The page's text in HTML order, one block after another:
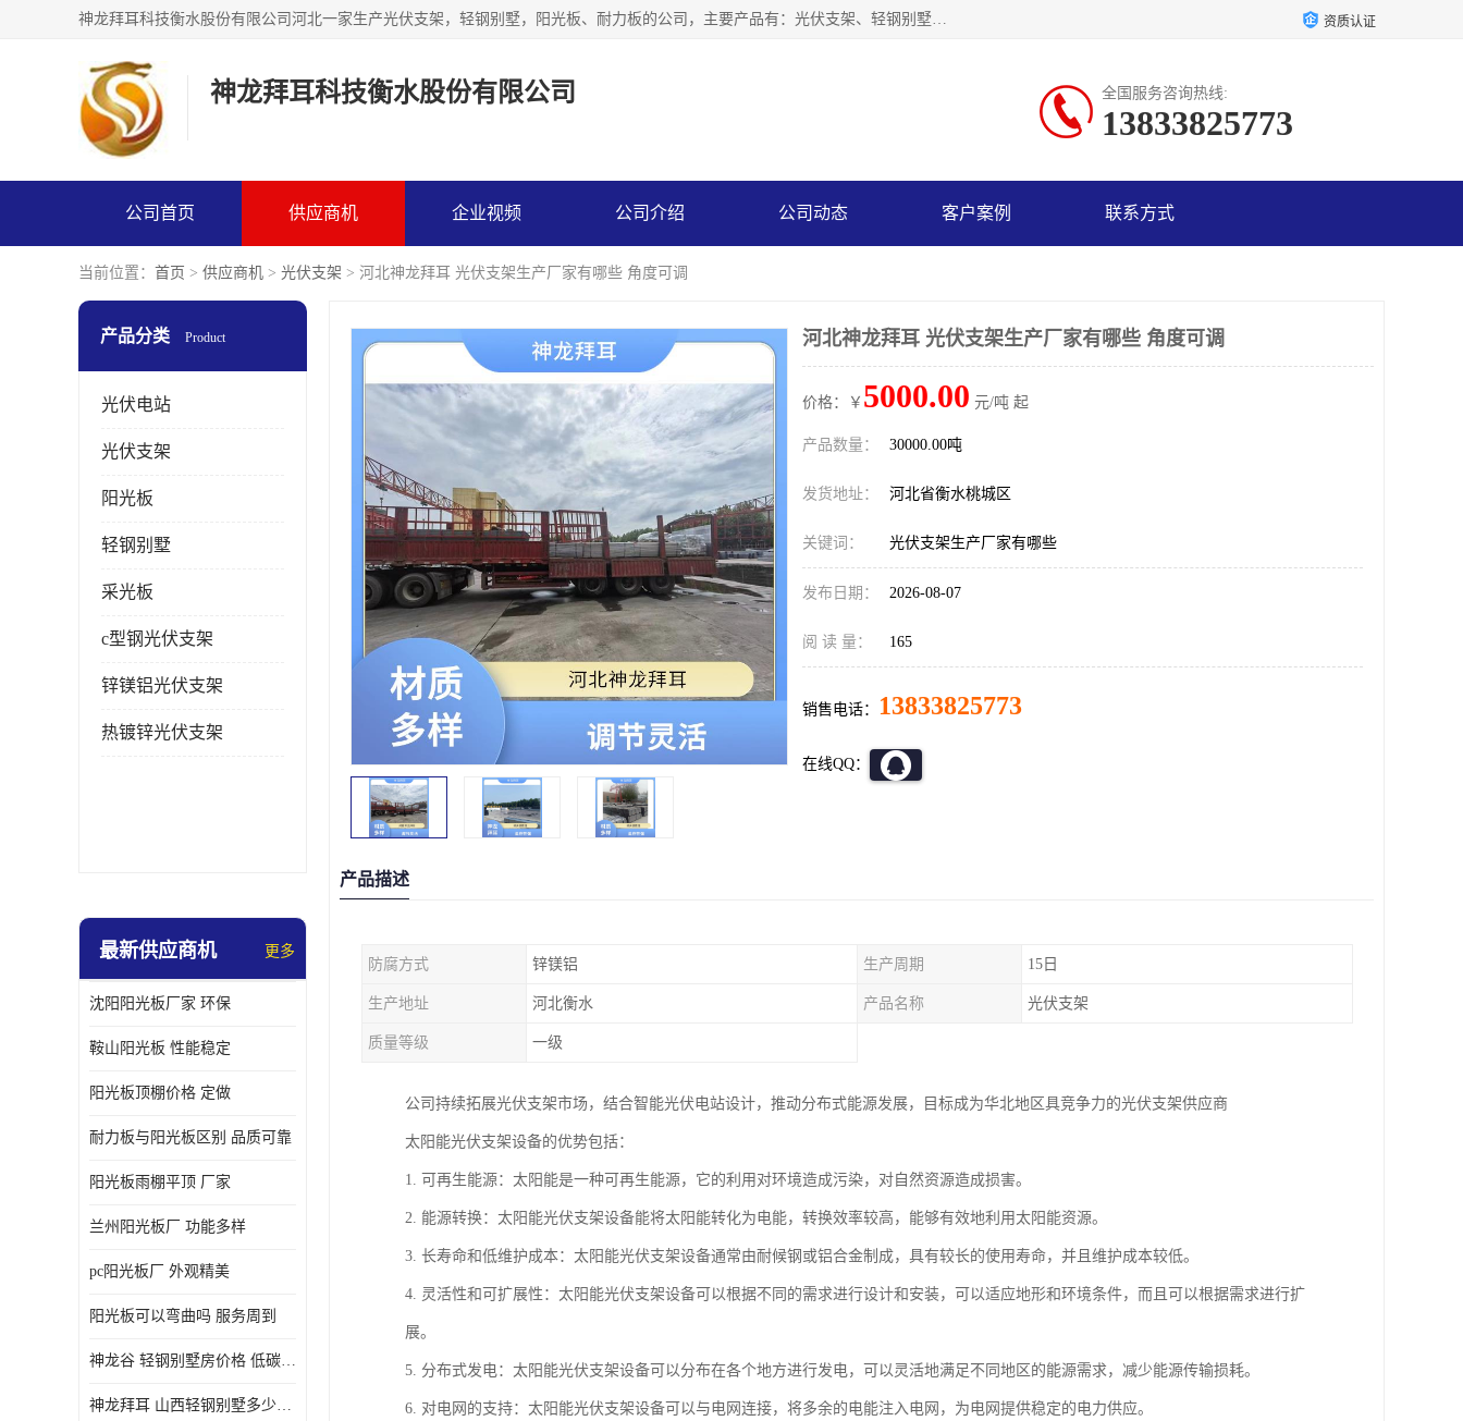
神龙拜耳科技衡水股份有限公司河北一家生产光伏支架，轻钢别墅，阳光板、耐力板的公司，主要产品有：光伏支架、轻钢别墅、阳光板、耐力板、采光板等，公司参与制定了多项标准。 资质认证
神龙拜耳科技衡水股份有限公司 全国服务咨询热线:
13833825773
公司首页 供应商机 企业视频 公司介绍 公司动态 客户案例 联系方式
当前位置： 首页 > 供应商机 > 光伏支架 > 河北神龙拜耳 光伏支架生产厂家有哪些 角度可调
产品分类 Product
光伏电站
光伏支架
阳光板
轻钢别墅
采光板
c型钢光伏支架
锌镁铝光伏支架
热镀锌光伏支架
最新供应商机 更多
沈阳阳光板厂家 环保
鞍山阳光板 性能稳定
阳光板顶棚价格 定做
耐力板与阳光板区别 品质可靠
阳光板雨棚平顶 厂家
兰州阳光板厂 功能多样
pc阳光板厂 外观精美
阳光板可以弯曲吗 服务周到
神龙谷 轻钢别墅房价格 低碳环保
神龙拜耳 山西轻钢别墅多少钱 施工快捷
河北神龙拜耳 光伏支架生产厂家有哪些 角度可调
价格：￥ 5000.00 元/吨 起
产品数量： 30000.00吨
发货地址： 河北省衡水桃城区
关键词： 光伏支架生产厂家有哪些
发布日期： 2026-08-07
阅 读 量： 165
销售电话： 13833825773
在线QQ：
产品描述
防腐方式 锌镁铝 生产周期 15日
生产地址 河北衡水 产品名称 光伏支架
质量等级 一级
公司持续拓展光伏支架市场，结合智能光伏电站设计，推动分布式能源发展，目标成为华北地区具竞争力的光伏支架供应商
太阳能光伏支架设备的优势包括：
1. 可再生能源：太阳能是一种可再生能源，它的利用对环境造成污染，对自然资源造成损害。
2. 能源转换：太阳能光伏支架设备能将太阳能转化为电能，转换效率较高，能够有效地利用太阳能资源。
3. 长寿命和低维护成本：太阳能光伏支架设备通常由耐候钢或铝合金制成，具有较长的使用寿命，并且维护成本较低。
4. 灵活性和可扩展性：太阳能光伏支架设备可以根据不同的需求进行设计和安装，可以适应地形和环境条件，而且可以根据需求进行扩
展。
5. 分布式发电：太阳能光伏支架设备可以分布在各个地方进行发电，可以灵活地满足不同地区的能源需求，减少能源传输损耗。
6. 对电网的支持：太阳能光伏支架设备可以与电网连接，将多余的电能注入电网，为电网提供稳定的电力供应。